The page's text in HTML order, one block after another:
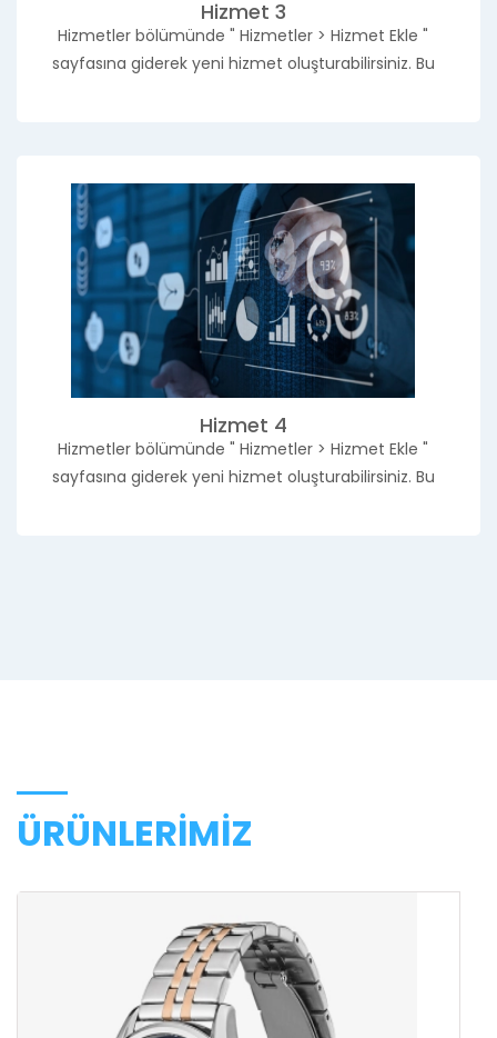
Hizmet 3
Hizmetler bölümünde " Hizmetler > Hizmet Ekle "
sayfasına giderek yeni hizmet oluşturabilirsiniz. Bu
Hizmet 4
Hizmetler bölümünde " Hizmetler > Hizmet Ekle "
sayfasına giderek yeni hizmet oluşturabilirsiniz. Bu
ÜRÜNLERİMİZ